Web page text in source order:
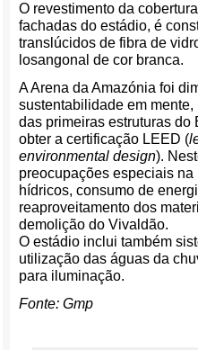
O revestimento da
fachadas do estádio, é
translúcidos de fibra de
losangonal de cor branca.
A Arena da Amazónia foi
sustentabilidade em
das primeiras estruturas do
obter a certificação LEED (
environmental design).
preocupações especiais
hídricos, consumo de
reaproveitamento dos
demolição do Vivaldão.
O estádio inclui também
utilização das águas da
para iluminação.
Fonte: Gmp